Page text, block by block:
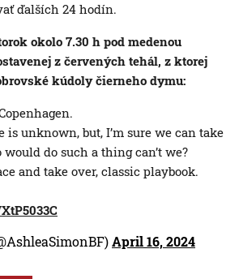
ďalších 24 hodín.
okolo 7.30 h pod medenou
z červených tehál, z ktorej
kúdoly čierneho dymu:
is unknown, but, I’m sure we can take
do such a thing can’t we?
and take over, classic playbook.
April 16, 2024